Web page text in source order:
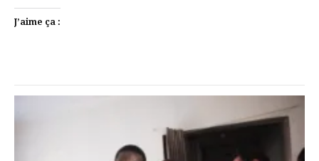
J’aime ça :